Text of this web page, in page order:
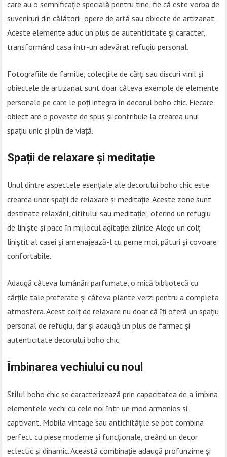
care au o semnificație specială pentru tine, fie că este vorba de
suveniruri din călătorii, opere de artă sau obiecte de artizanat.
Aceste elemente aduc un plus de autenticitate și caracter,
transformând casa într-un adevărat refugiu personal.
Fotografiile de familie, colecțiile de cărți sau discuri vinil și
obiectele de artizanat sunt doar câteva exemple de elemente
personale pe care le poți integra în decorul boho chic. Fiecare
obiect are o poveste de spus și contribuie la crearea unui
spațiu unic și plin de viață.
Spații de relaxare și meditație
Unul dintre aspectele esențiale ale decorului boho chic este
crearea unor spații de relaxare și meditație. Aceste zone sunt
destinate relaxării, cititului sau meditației, oferind un refugiu
de liniște și pace în mijlocul agitației zilnice. Alege un colț
liniștit al casei și amenajează-l cu perne moi, pături și covoare
confortabile.
Adaugă câteva lumânări parfumate, o mică bibliotecă cu
cărțile tale preferate și câteva plante verzi pentru a completa
atmosfera. Acest colț de relaxare nu doar că îți oferă un spațiu
personal de refugiu, dar și adaugă un plus de farmec și
autenticitate decorului boho chic.
Îmbinarea vechiului cu noul
Stilul boho chic se caracterizează prin capacitatea de a îmbina
elementele vechi cu cele noi într-un mod armonios și
captivant. Mobila vintage sau antichitățile se pot combina
perfect cu piese moderne și funcționale, creând un decor
eclectic și dinamic. Această combinație adaugă profunzime și